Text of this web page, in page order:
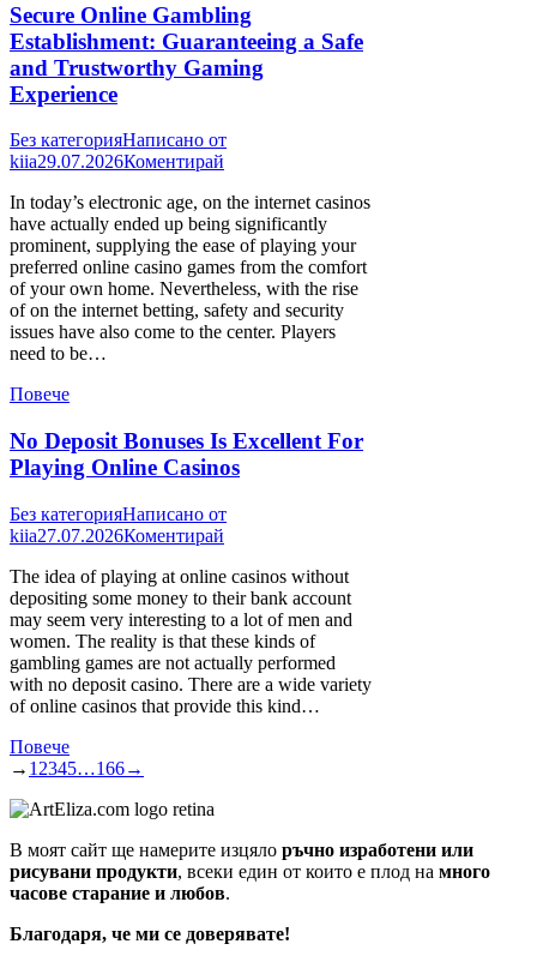
Secure Online Gambling
Establishment: Guaranteeing a Safe
and Trustworthy Gaming
Experience
Без категорияНаписано от
kiia29.07.2026Коментирай
In today’s electronic age, on the internet casinos
have actually ended up being significantly
prominent, supplying the ease of playing your
preferred online casino games from the comfort
of your own home. Nevertheless, with the rise
of on the internet betting, safety and security
issues have also come to the center. Players
need to be…
Повече
No Deposit Bonuses Is Excellent For
Playing Online Casinos
Без категорияНаписано от
kiia27.07.2026Коментирай
The idea of playing at online casinos without
depositing some money to their bank account
may seem very interesting to a lot of men and
women. The reality is that these kinds of
gambling games are not actually performed
with no deposit casino. There are a wide variety
of online casinos that provide this kind…
Повече
→ 1 2345…166→
В моят сайт ще намерите изцяло ръчно изработени или
рисувани продукти, всеки един от които е плод на много
часове старание и любов.
Благодаря, че ми се доверявате!